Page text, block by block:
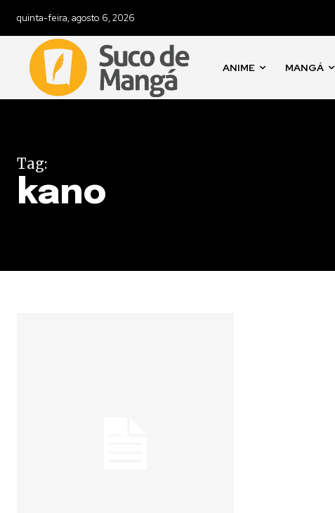
quinta-feira, agosto 6, 2026
ANIME MANGÁ
Tag:
kano